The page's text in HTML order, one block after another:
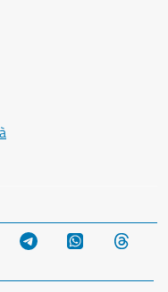
LinkedIn Telegram WhatsApp